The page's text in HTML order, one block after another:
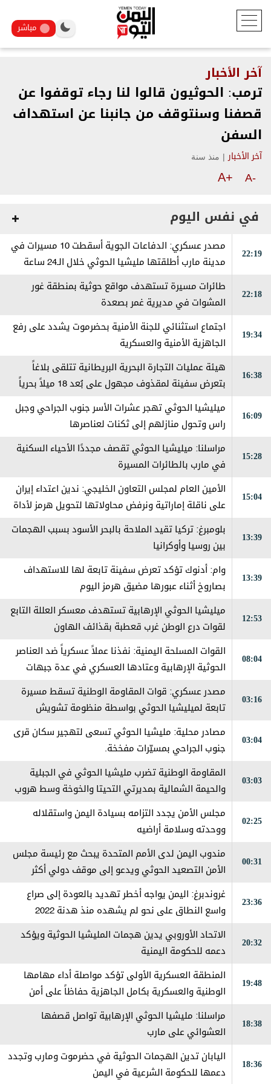
مباشر
آخر الأخبار
ترمب: الحوثيون قالوا لنا رجاء توقفوا عن
قصفنا وسنتوقف من جانبنا عن استهداف
السفن
آخر الأخبار | منذ سنة
A-
A+
في نفس اليوم
22:19
مصدر عسكري: الدفاعات الجوية أسقطت 10 مسيرات في
مدينة مارب أطلقتها مليشيا الحوثي خلال الـ24 ساعة
22:18
طائرات مسيرة تستهدف مواقع حوثية بمنطقة غور
المشوات في مديرية غمر بصعدة
19:34
اجتماع استثنائي للجنة الأمنية بحضرموت يشدد على رفع
الجاهزية الأمنية والعسكرية
16:38
هيئة عمليات التجارة البحرية البريطانية تتلقى بلاغاً
بتعرض سفينة لمقذوف مجهول على بُعد 18 ميلاً بحرياً
حريق على متنها وتم إخماده
16:09
ميليشيا الحوثي تهجر عشرات الأسر جنوب الجراحي وجبل
راس وتحول منازلهم إلى ثكنات لعناصرها
15:28
مراسلنا: ميليشيا الحوثي تقصف مجددًا الأحياء السكنية
في مارب بالطائرات المسيرة
15:04
الأمين العام لمجلس التعاون الخليجي: ندين اعتداء إيران
على ناقلة إماراتية ونرفض محاولاتها لتحويل هرمز لأداة
13:39
بلومبرغ: تركيا تقيد الملاحة بالبحر الأسود بسبب الهجمات
بين روسيا وأوكرانيا
13:39
وام: أدنوك تؤكد تعرض سفينة تابعة لها للاستهداف
بصاروخ أثناء عبورها مضيق هرمز اليوم
12:53
ميليشيا الحوثي الإرهابية تستهدف معسكر العللة التابع
لقوات درع الوطن غرب قعطبة بقذائف الهاون
08:04
القوات المسلحة اليمنية: نفذنا عملاً عسكرياً ضد العناصر
الحوثية الإرهابية وعتادها العسكري في عدة جبهات
03:16
مصدر عسكري: قوات المقاومة الوطنية تسقط مسيرة
تابعة لميليشيا الحوثي بواسطة منظومة تشويش
03:04
مصادر محلية: مليشيا الحوثي تسعى لتهجير سكان قرى
جنوب الجراحي بمسيّرات مفخخة.
03:03
المقاومة الوطنية تضرب مليشيا الحوثي في الجبلية
والحيمة الشمالية بمديرتي التحيتا والخوخة وسط هروب
02:25
مجلس الأمن يجدد التزامه بسيادة اليمن واستقلاله
ووحدته وسلامة أراضيه
00:31
مندوب اليمن لدى الأمم المتحدة يبحث مع رئيسة مجلس
الأمن التصعيد الحوثي ويدعو إلى موقف دولي أكثر
23:36
غروندبرغ: اليمن يواجه أخطر تهديد بالعودة إلى صراع
واسع النطاق على نحو لم يشهده منذ هدنة 2022
20:32
الاتحاد الأوروبي يدين هجمات المليشيا الحوثية ويؤكد
دعمه للحكومة اليمنية
19:48
المنطقة العسكرية الأولى تؤكد مواصلة أداء مهامها
الوطنية والعسكرية بكامل الجاهزية حفاظاً على أمن
18:38
مراسلنا: مليشيا الحوثي الإرهابية تواصل قصفها
العشوائي على مارب
18:36
اليابان تدين الهجمات الحوثية في حضرموت ومارب وتجدد
دعمها للحكومة الشرعية في اليمن